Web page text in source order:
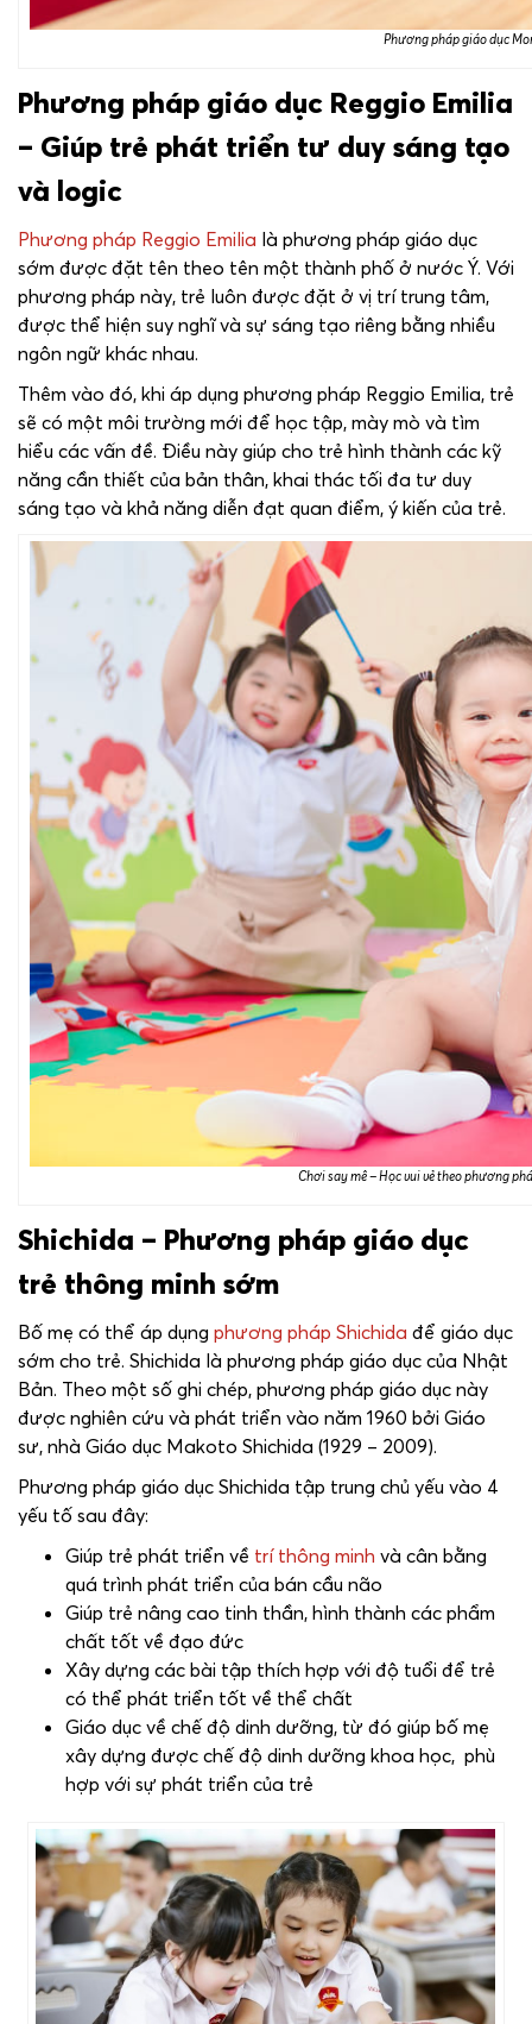
Phương pháp giáo dục
Phương pháp giáo dục Reggio Emilia
– Giúp trẻ phát triển tư duy sáng tạo
và logic
Phương pháp Reggio Emilia là phương pháp giáo dục
sớm được đặt tên theo tên một thành phố ở nước Ý. Với
phương pháp này, trẻ luôn được đặt ở vị trí trung tâm,
được thể hiện suy nghĩ và sự sáng tạo riêng bằng nhiều
ngôn ngữ khác nhau.
Thêm vào đó, khi áp dụng phương pháp Reggio Emilia, trẻ
sẽ có một môi trường mới để học tập, mày mò và tìm
hiểu các vấn đề. Điều này giúp cho trẻ hình thành các kỹ
năng cần thiết của bản thân, khai thác tối đa tư duy
sáng tạo và khả năng diễn đạt quan điểm, ý kiến của trẻ.
Chơi say mê – Học vui vẻ theo phương
Shichida – Phương pháp giáo dục
trẻ thông minh sớm
Bố mẹ có thể áp dụng phương pháp Shichida để giáo dục
sớm cho trẻ. Shichida là phương pháp giáo dục của Nhật
Bản. Theo một số ghi chép, phương pháp giáo dục này
được nghiên cứu và phát triển vào năm 1960 bởi Giáo
sư, nhà Giáo dục Makoto Shichida (1929 – 2009).
Phương pháp giáo dục Shichida tập trung chủ yếu vào 4
yếu tố sau đây:
Giúp trẻ phát triển về trí thông minh và cân bằng
quá trình phát triển của bán cầu não
Giúp trẻ nâng cao tinh thần, hình thành các phẩm
chất tốt về đạo đức
Xây dựng các bài tập thích hợp với độ tuổi để trẻ
có thể phát triển tốt về thể chất
Giáo dục về chế độ dinh dưỡng, từ đó giúp bố mẹ
xây dựng được chế độ dinh dưỡng khoa học, phù
hợp với sự phát triển của trẻ